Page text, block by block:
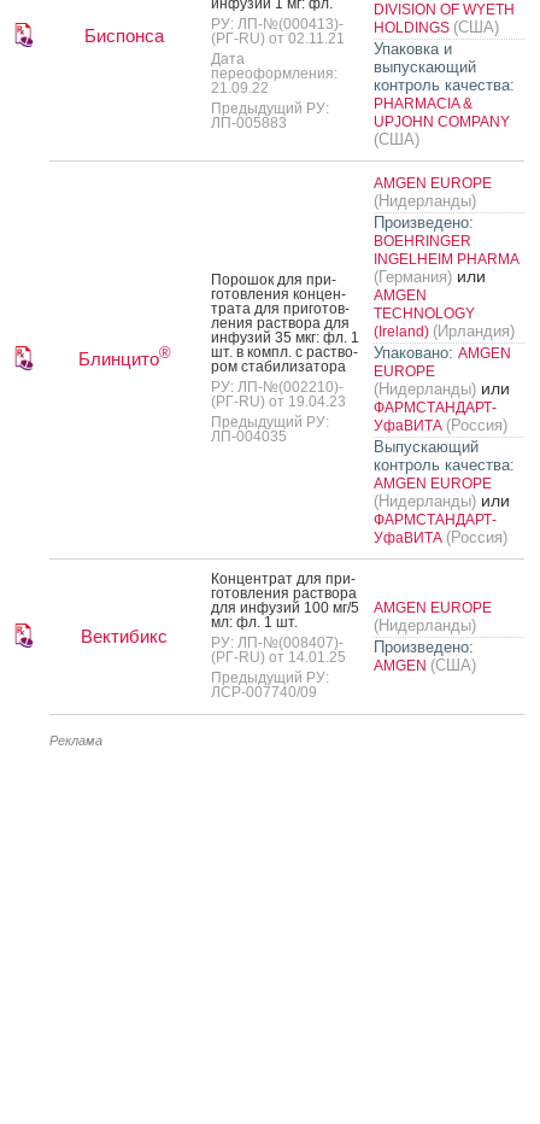
Биспонса
ин­фу­зий 1 мг: фл.
РУ: ЛП-№(000413)-
(РГ-RU) от 02.11.21
Дата
переоформления:
21.09.22
Предыдущий РУ:
ЛП-005883
DIVISION OF WYETH
HOLDINGS (США)
Упаковка и
выпускающий
контроль качества:
PHARMACIA &
UPJOHN COMPANY
(США)
Блинцито®
По­рошок для при­
готов­ле­ния кон­цен­
тра­та для при­готов­
ле­ния рас­тво­ра для
ин­фу­зий 35 мкг: фл. 1
шт. в компл. с рас­тво­
ром ста­били­зато­ра
РУ: ЛП-№(002210)-
(РГ-RU) от 19.04.23
Предыдущий РУ:
ЛП-004035
AMGEN EUROPE
(Нидерланды)
Произведено:
BOEHRINGER
INGELHEIM PHARMA
(Германия) или
AMGEN
TECHNOLOGY
(Ireland) (Ирландия)
Упаковано: AMGEN
EUROPE
(Нидерланды) или
ФАРМСТАНДАРТ-
УфаВИТА (Россия)
Выпускающий
контроль качества:
AMGEN EUROPE
(Нидерланды) или
ФАРМСТАНДАРТ-
УфаВИТА (Россия)
Вектибикс
Кон­цен­трат для при­
готов­ле­ния рас­тво­ра
для ин­фу­зий 100 мг/5
мл: фл. 1 шт.
РУ: ЛП-№(008407)-
(РГ-RU) от 14.01.25
Предыдущий РУ:
ЛСР-007740/09
AMGEN EUROPE
(Нидерланды)
Произведено:
AMGEN (США)
Реклама